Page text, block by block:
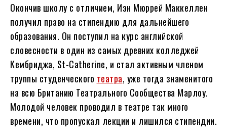
Окончив школу с отличием, Иэн Мюррей Маккеллен
получил право на стипендию для дальнейшего
образования. Он поступил на курс английской
словесности в один из самых древних колледжей
Кембриджа, St-Catherine, и стал активным членом
труппы студенческого театра, уже тогда знаменитого
на всю Британию Театрального Сообщества Марлоу.
Молодой человек проводил в театре так много
времени, что пропускал лекции и лишился стипендии.